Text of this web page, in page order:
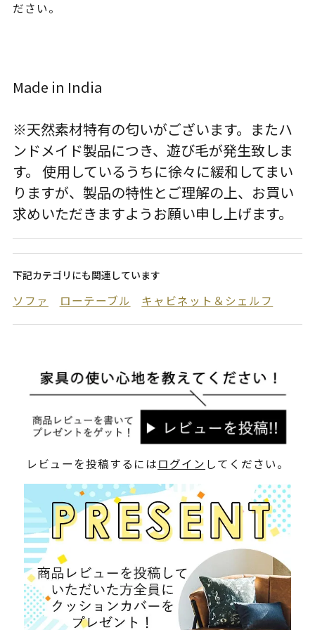
ださい。
Made in India
※天然素材特有の匂いがございます。またハ
ンドメイド製品につき、遊び毛が発生致しま
す。 使用しているうちに徐々に緩和してまい
りますが、製品の特性とご理解の上、お買い
求めいただきますようお願い申し上げます。
下記カテゴリにも関連しています
ソファ ローテーブル キャビネット＆シェルフ
レビューを投稿するにはログイン してください。